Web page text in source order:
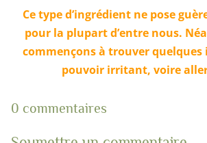
Ce type d’ingrédient ne pose
pour la plupart d’entre nous.
commençons à trouver quelques
pouvoir irritant, voire
0 commentaires